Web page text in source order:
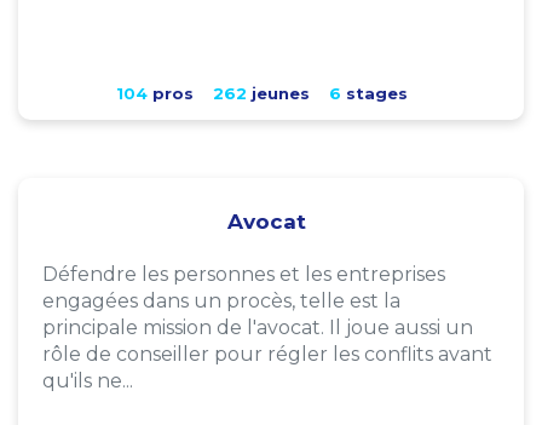
104pros 262 jeunes 6 stages
Avocat
Défendre les personnes et les entreprises
engagées dans un procès, telle est la
principale mission de l'avocat. Il joue aussi un
rôle de conseiller pour régler les conflits avant
qu'ils ne...